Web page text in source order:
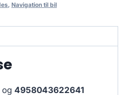
, Navigation til bil
og 4958043622641